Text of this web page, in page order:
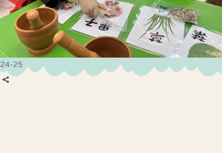
24-25